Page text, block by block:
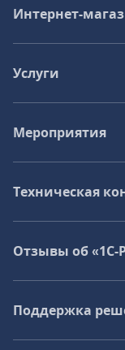
Интернет-
Услуги
Мероприятия
Техническая
Отзывы об «1С-
Поддержка